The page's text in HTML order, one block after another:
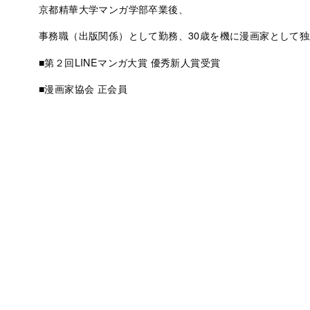
京都精華大学マンガ学部卒業後、
事務職（出版関係）として勤務、30歳を機に漫画家として
■第２回LINEマンガ大賞 優秀新人賞受賞
■漫画家協会 正会員